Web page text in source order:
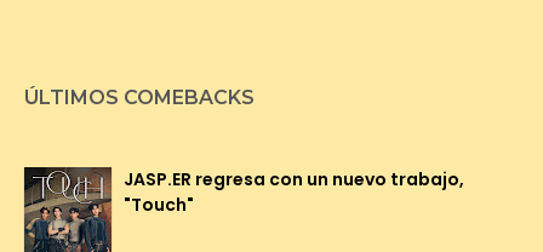
ÚLTIMOS COMEBACKS
JASP.ER regresa con un nuevo trabajo,
"Touch"